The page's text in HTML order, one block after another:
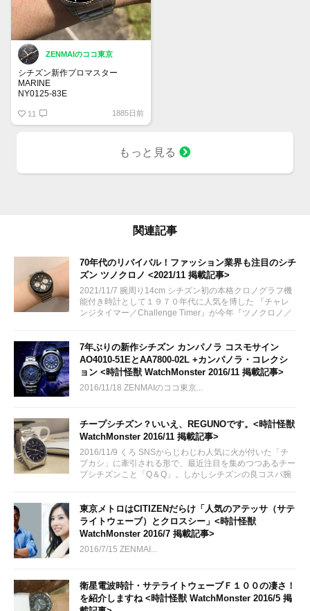
ZENMAIのココ東京
シチズン新作プロマスター
MARINE
NY0125-83E
６月10日発売予定
￥49,500
耐磁１種
11 1885日前
もっと見る
関連記事
70年代のリバイバル！ファッション業界も注目のシチ
ズン ツノクロノ <2021/11 掲載記事>
2021/11/7 腕周り14cm シチズン初の本格クロノグラフ機
能付き時計として１９７０年代に人気を博した 『チャレ
ンジタイマー／Challenge Timer』が今年『ツノクロノ／
7年ぶりの新作シチズン カンパノラ コスモサイン
AO4010-51EとAA7800-02L +カンパノラ・コレクシ
ョン <時計怪獣 WatchMonster 2016/11 掲載記事>
2016/11/18 ZENMAIのココ東京...
チープシチズン？いいえ、REGUNOです。<時計怪獣
WatchMonster 2016/11 掲載記事>
2016/11/9 くろ SNSからじわじわ人気に火が付いた「チ
プカシ」に牽引される形で、最近注目を集めつつあるチー
プシチズンこと「Q＆Q」。しかしシチズンの良コスパ腕
東京メトロはCITIZENだらけ「人気のアテッサ（サテ
ライトウェーブ）とクロスシー」<時計怪獣
WatchMonster 2016/7 掲載記事>
2016/7/15 ZENMAI...
衛星電波時計・サテライトウェーブＦ１００の凄さ！
を紹介しますね <時計怪獣 WatchMonster 2016/5 掲